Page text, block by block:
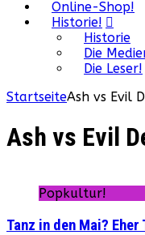
Online-Shop!
Historie!
Historie
Die
Die Leser!
StartseiteAsh vs Evil
Ash vs Evil
Popkultur!
Tanz in den Mai?